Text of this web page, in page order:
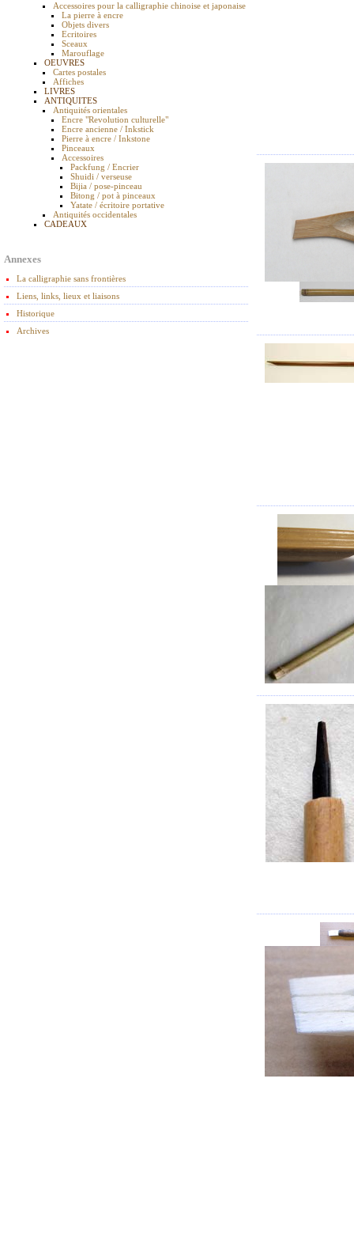
Accessoires pour la calligraphie chinoise et japonaise
La pierre à encre
Objets divers
Ecritoires
Sceaux
Marouflage
OEUVRES
Cartes postales
Affiches
LIVRES
ANTIQUITES
Antiquités orientales
Encre "Revolution culturelle"
Encre ancienne / Inkstick
Pierre à encre / Inkstone
Pinceaux
Accessoires
Packfung / Encrier
Shuidi / verseuse
Bijia / pose-pinceau
Bitong / pot à pinceaux
Yatate / écritoire portative
Antiquités occidentales
CADEAUX
Annexes
La calligraphie sans frontières
Liens, links, lieux et liaisons
Historique
Archives